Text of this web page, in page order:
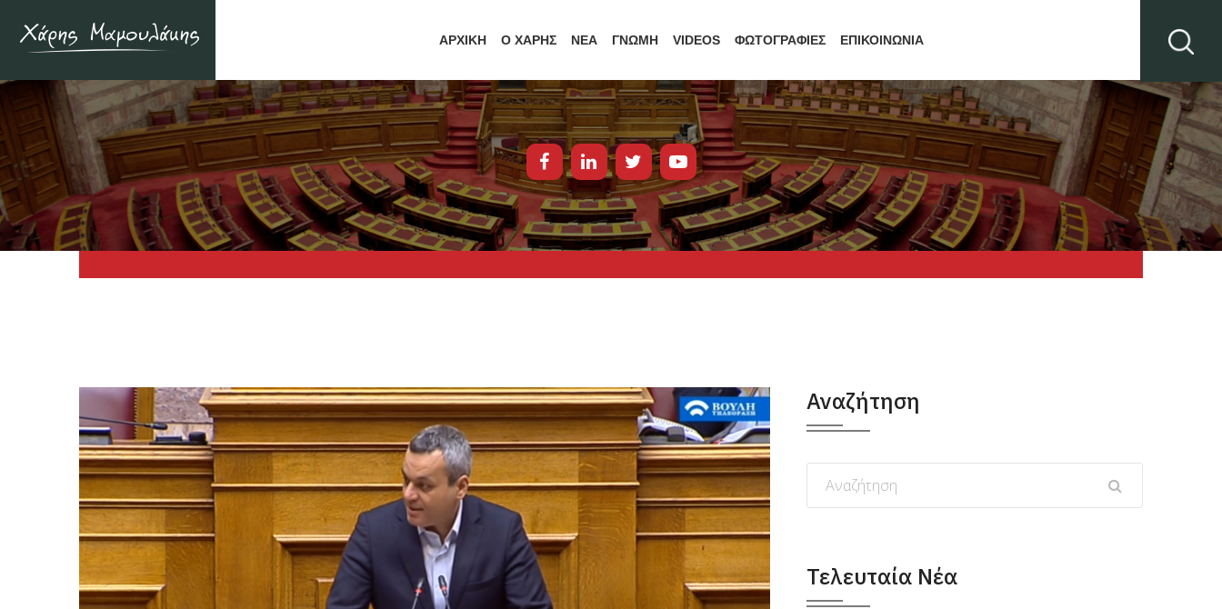
ΑΡΧΙΚΗ Ο ΧΑΡΗΣ ΝΕΑ ΓΝΩΜΗ VIDEOS ΦΩΤΟΓΡΑΦΙΕΣ ΕΠΙΚΟΙΝΩΝΙΑ
Αναζήτηση
Τελευταία Νέα